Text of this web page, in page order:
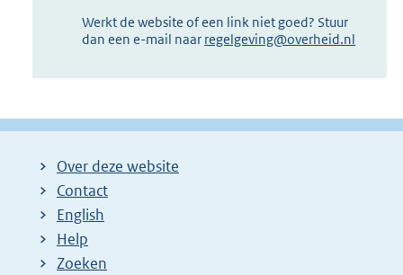
Werkt de website of een link niet goed? Stuur
dan een e-mail naar regelgeving@overheid.nl
Over deze website
Contact
English
Help
Zoeken